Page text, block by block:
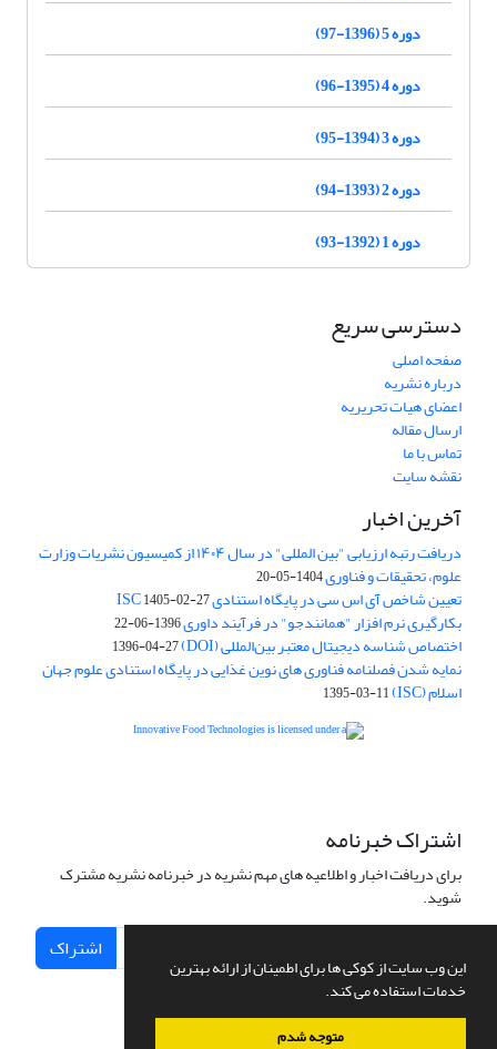
این وب سایت از کوکی ها برای اطمینان از ارائه بهترین
خدمات استفاده می کند.
متوجه شدم
دوره 5 (1396-97)
دوره 4 (1395-96)
دوره 3 (1394-95)
دوره 2 (1393-94)
دوره 1 (1392-93)
دسترسی سریع
صفحه اصلی
درباره نشریه
اعضای هیات تحریریه
ارسال مقاله
تماس با ما
نقشه سایت
آخرین اخبار
دریافت رتبه ارزیابی "بین المللی" در سال ۱۴۰۴ از کمیسیون نشریات وزارت
علوم، تحقیقات و فناوری1404-05-20
تعیین شاخص آی اس سی در پایگاه استنادی ISC1405-02-27
بکارگیری نرم افزار "همانندجو" در فرآیند داوری1396-06-22
اختصاص شناسه دیجیتال معتبر بین‌المللی (DOI) 1396-04-27
نمایه شدن فصلنامه فناوری های نوین غذایی در پایگاه استنادی علوم جهان
اسلام (ISC) 1395-03-11
اشتراک خبرنامه
برای دریافت اخبار و اطلاعیه های مهم نشریه در خبرنامه نشریه مشترک
شوید.
اشتراک